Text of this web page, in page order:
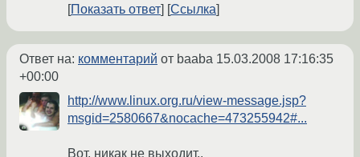
Показать ответ Ссылка
Ответ на: комментарий от baaba 15.03.2008 17:16:35
+00:00
http://www.linux.org.ru/view-message.jsp?
msgid=2580667&nocache=473255942#...
Вот, никак не выходит..